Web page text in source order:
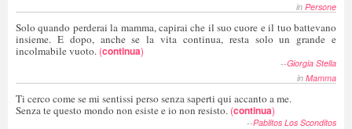
in Persone
Solo quando perderai la mamma, capirai che il suo cuore e il tuo battevano
insieme. E dopo, anche se la vita continua, resta solo un grande e
incolmabile vuoto. (continua)
--Giorgia Stella
in Mamma
Ti cerco come se mi sentissi perso senza saperti qui accanto a me.
Senza te questo mondo non esiste e io non resisto. (continua)
--Pablitos Los Sconditos